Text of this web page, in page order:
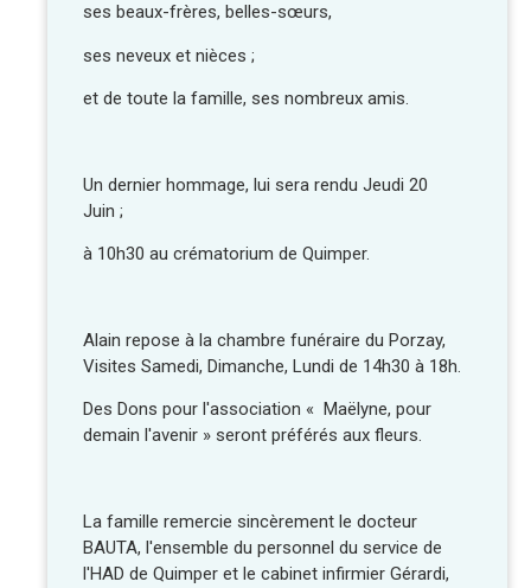
ses beaux-frères, belles-sœurs,
ses neveux et nièces ;
et de toute la famille, ses nombreux amis.
Un dernier hommage, lui sera rendu Jeudi 20
Juin ;
à 10h30 au crématorium de Quimper.
Alain repose à la chambre funéraire du Porzay,
Visites Samedi, Dimanche, Lundi de 14h30 à 18h.
Des Dons pour l'association « Maëlyne, pour
demain l'avenir » seront préférés aux fleurs.
La famille remercie sincèrement le docteur
BAUTA, l'ensemble du personnel du service de
l'HAD de Quimper et le cabinet infirmier Gérardi,